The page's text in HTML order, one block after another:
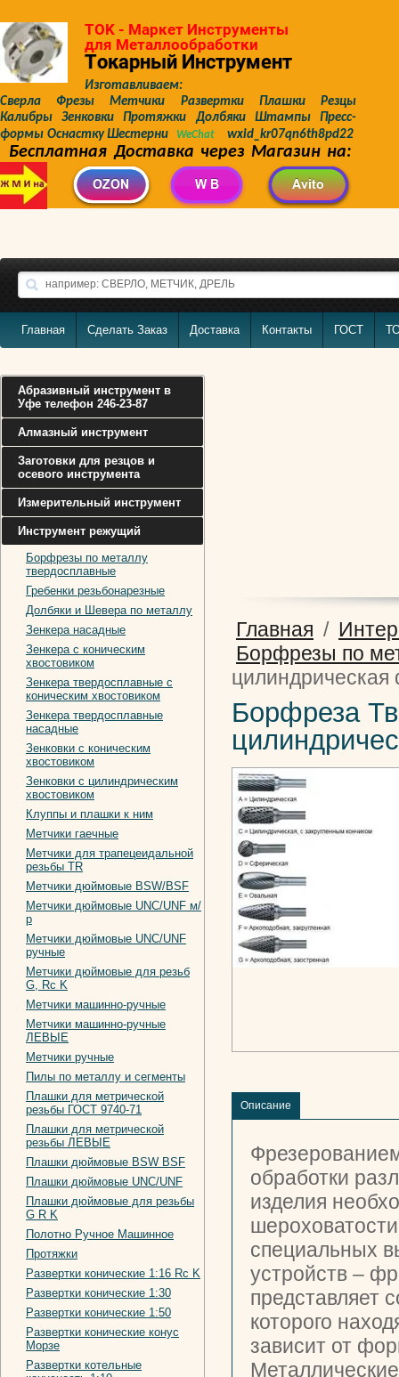
TOK - Маркет Инструменты
для Металлообработки
Токарный Инструмент
Изготавливаем:
Сверла Фрезы Метчики Развертки Плашки Резцы
Калибры Зенковки Протяжки Долбяки Штампы Пресс-
формы Оснастку Шестерни
WeChat wxid_kr07qn6th8pd22
Бесплатная Доставка через Магазин на:
Главная Сделать Заказ Доставка Контакты ГОСТ
Абразивный инструмент в
Уфе телефон 246-23-87
Алмазный инструмент
Заготовки для резцов и
осевого инструмента
Измерительный инструмент
Инструмент режущий
Борфрезы по металлу
твердосплавные
Гребенки резьбонарезные
Долбяки и Шевера по металлу
Зенкера насадные
Зенкера с коническим
хвостовиком
Зенкера твердосплавные с
коническим хвостовиком
Зенкера твердосплавные
насадные
Зенковки с коническим
хвостовиком
Зенковки с цилиндрическим
хвостовиком
Клуппы и плашки к ним
Метчики гаечные
Метчики для трапецеидальной
резьбы TR
Метчики дюймовые BSW/BSF
Метчики дюймовые UNC/UNF м/
р
Метчики дюймовые UNC/UNF
ручные
Метчики дюймовые для резьб
G, Rc K
Метчики машинно-ручные
Метчики машинно-ручные
ЛЕВЫЕ
Метчики ручные
Пилы по металлу и сегменты
Плашки для метрической
резьбы ГОСТ 9740-71
Плашки для метрической
резьбы ЛЕВЫЕ
Плашки дюймовые BSW BSF
Плашки дюймовые UNC/UNF
Плашки дюймовые для резьбы
G R K
Полотно Ручное Машинное
Протяжки
Развертки конические 1:16 Rc K
Развертки конические 1:30
Развертки конические 1:50
Развертки конические конус
Морзе
Развертки котельные
Главная /
Борфрезы по
цилиндрическая
Борфреза
Описание
обработки
изделия
специальных
устройств –
представляет
которого
зависит от